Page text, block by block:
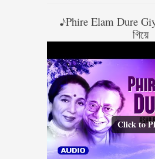
♪Phire Elam Dure
গিয়ে
Click to